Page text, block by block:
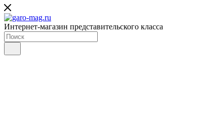
Интернет-магазин представительского класса